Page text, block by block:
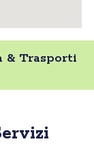
& Trasporti